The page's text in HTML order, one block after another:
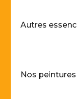
Autres
Nos peintures